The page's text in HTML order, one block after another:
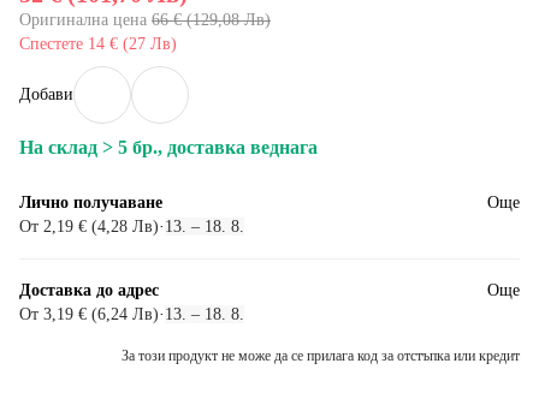
Оригинална цена 66 € (129,08 Лв)
Спестете 14 € (27 Лв)
Добави
На склад > 5 бр., доставка веднага
Лично получаване
От 2,19 € (4,28 Лв)· 13. – 18. 8.
Още
Доставка до адрес
От 3,19 € (6,24 Лв)· 13. – 18. 8.
Още
За този продукт не може да се прилага код за отстъпка или кредит